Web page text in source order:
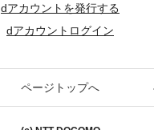
dアカウントを発行する
dアカウントログイン
ページトップへ